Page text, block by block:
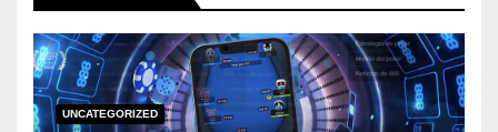
UNCATEGORIZED